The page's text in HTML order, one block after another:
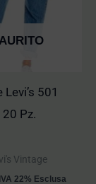
Levi’s 501
Pz.
Vintage
IVA 22% Esclusa